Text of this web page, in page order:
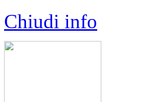
Chiudi info